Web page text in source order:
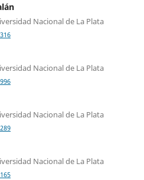
Nacional de La Plata
Nacional de La Plata
Nacional de La Plata
Nacional de La Plata